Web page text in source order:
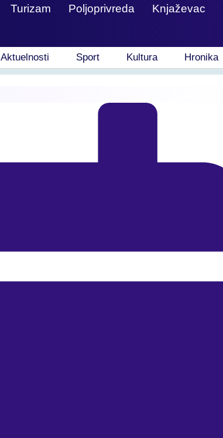
Turizam Poljoprivreda Knjaževac
Aktuelnosti Sport Kultura Hronika